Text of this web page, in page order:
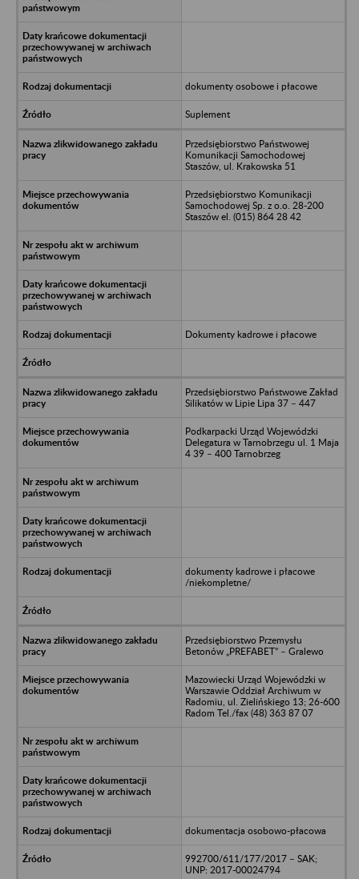
dokumenty osobowe i płacowe
Suplement
Przedsiębiorstwo Państwowej
Komunikacji Samochodowej
Staszów, ul. Krakowska 51
Przedsiębiorstwo Komunikacji
Samochodowej Sp. z o.o. 28-200
Staszów el. (015) 864 28 42
Dokumenty kadrowe i płacowe
Przedsiębiorstwo Państwowe Zakład
Silikatów w Lipie Lipa 37 – 447
Podkarpacki Urząd Wojewódzki
Delegatura w Tarnobrzegu ul. 1 Maja
4 39 – 400 Tarnobrzeg
dokumenty kadrowe i płacowe
/niekompletne/
Przedsiębiorstwo Przemysłu
Betonów „PREFABET” – Gralewo
Mazowiecki Urząd Wojewódzki w
Warszawie Oddział Archiwum w
Radomiu, ul. Zielińskiego 13; 26-600
Radom Tel./fax (48) 363 87 07
dokumentacja osobowo-płacowa
992700/611/177/2017 – SAK;
UNP: 2017-00024794